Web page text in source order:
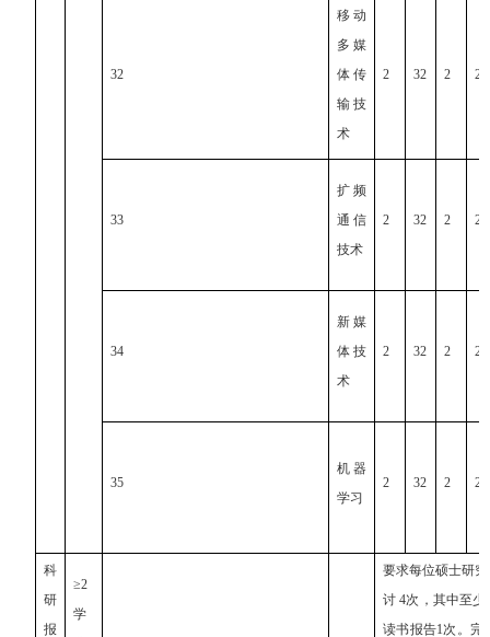
32
移动
多媒
体传
输技
术
2 32 2 2
33
扩频
通信
技术
2 32 2 2
34
新媒
体技
术
2 32 2 2
35
机器
学习
2 32 2 2
科
研
报
≥2
学
要求每位硕士研
讨 4次，其中至
读书报告1 次。完